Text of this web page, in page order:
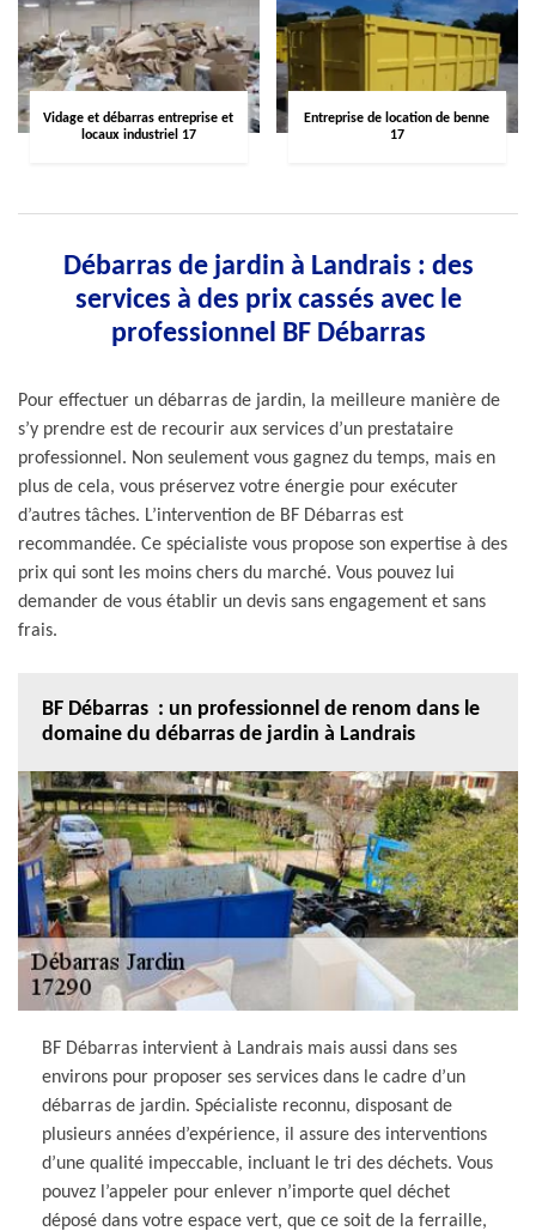
Vidage et débarras entreprise et
locaux industriel 17
Entreprise de location de benne
17
Débarras de jardin à Landrais : des
services à des prix cassés avec le
professionnel BF Débarras
Pour effectuer un débarras de jardin, la meilleure manière de
s’y prendre est de recourir aux services d’un prestataire
professionnel. Non seulement vous gagnez du temps, mais en
plus de cela, vous préservez votre énergie pour exécuter
d’autres tâches. L’intervention de BF Débarras est
recommandée. Ce spécialiste vous propose son expertise à des
prix qui sont les moins chers du marché. Vous pouvez lui
demander de vous établir un devis sans engagement et sans
frais.
BF Débarras : un professionnel de renom dans le
domaine du débarras de jardin à Landrais
BF Débarras intervient à Landrais mais aussi dans ses
environs pour proposer ses services dans le cadre d’un
débarras de jardin. Spécialiste reconnu, disposant de
plusieurs années d’expérience, il assure des interventions
d’une qualité impeccable, incluant le tri des déchets. Vous
pouvez l’appeler pour enlever n’importe quel déchet
déposé dans votre espace vert, que ce soit de la ferraille,